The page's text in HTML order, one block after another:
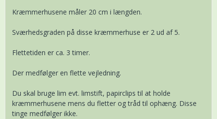
Kræmmerhusene måler 20 cm i længden.
Sværhedsgraden på disse kræmmerhuse er 2 ud af 5.
Flettetiden er ca. 3 timer.
Der medfølger en flette vejledning.
Du skal bruge lim evt. limstift, papirclips til at holde
kræmmerhusene mens du fletter og tråd til ophæng. Disse
tinge medfølger ikke.